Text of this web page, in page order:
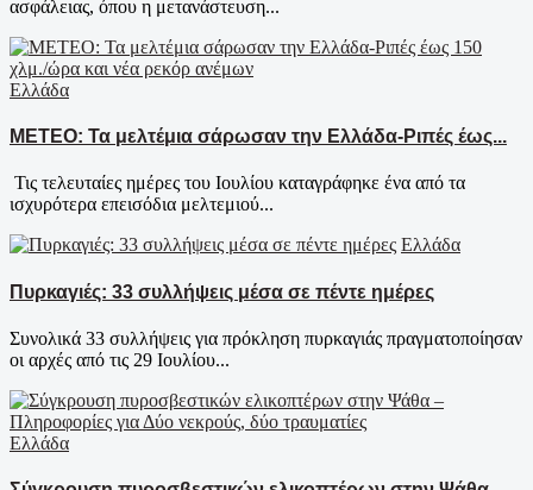
ασφάλειας, όπου η μετανάστευση...
Ελλάδα
ΜΕΤΕΟ: Τα μελτέμια σάρωσαν την Ελλάδα-Ριπές έως...
Τις τελευταίες ημέρες του Ιουλίου καταγράφηκε ένα από τα
ισχυρότερα επεισόδια μελτεμιού...
Ελλάδα
Πυρκαγιές: 33 συλλήψεις μέσα σε πέντε ημέρες
Συνολικά 33 συλλήψεις για πρόκληση πυρκαγιάς πραγματοποίησαν
οι αρχές από τις 29 Ιουλίου...
Ελλάδα